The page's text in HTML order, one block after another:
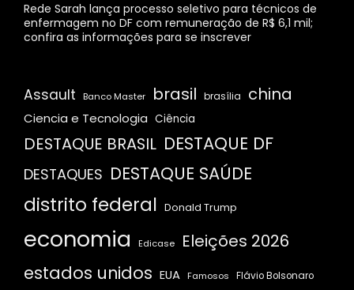
Rede Sarah lança processo seletivo para técnicos de
enfermagem no DF com remuneração de R$ 6,1 mil;
confira as informações para se inscrever
Assault Banco Master brasil brasília china
Ciencia e Tecnologia Ciência
DESTAQUE BRASIL DESTAQUE DF
DESTAQUES DESTAQUE SAÚDE
distrito federal Donald Trump
economia Edicase Eleições 2026
estados unidos EUA Famosos Flávio Bolsonaro